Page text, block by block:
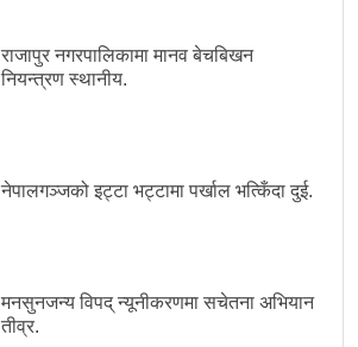
राजापुर नगरपालिकामा मानव बेचबिखन
नियन्त्रण स्थानीय.
नेपालगञ्जको इट्टा भट्टामा पर्खाल भत्किँदा दुई.
मनसुनजन्य विपद् न्यूनीकरणमा सचेतना अभियान
तीव्र.